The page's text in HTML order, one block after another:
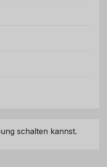
schalten kannst.